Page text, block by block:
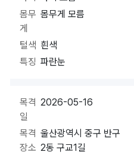
몸무
게
몸무게 모름
털색 흰색
특징 파란눈
목격
일
2026-05-16
목격
장소
울산광역시 중구 반구
2동 구교1길